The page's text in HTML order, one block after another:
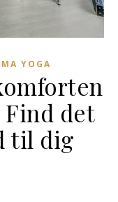
YOGA
Find det
til dig